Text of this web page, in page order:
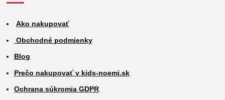
Ako nakupovať
Obchodné podmienky
Blog
Prečo nakupovať v kids-noemi.sk
Ochrana súkromia GDPR